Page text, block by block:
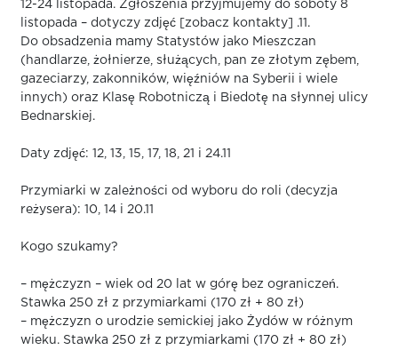
12-24 listopada. Zgłoszenia przyjmujemy do soboty 8
listopada – dotyczy zdjęć [zobacz kontakty] .11.
Do obsadzenia mamy Statystów jako Mieszczan
(handlarze, żołnierze, służących, pan ze złotym zębem,
gazeciarzy, zakonników, więźniów na Syberii i wiele
innych) oraz Klasę Robotniczą i Biedotę na słynnej ulicy
Bednarskiej.
Daty zdjęć: 12, 13, 15, 17, 18, 21 i 24.11
Przymiarki w zależności od wyboru do roli (decyzja
reżysera): 10, 14 i 20.11
Kogo szukamy?
– mężczyzn – wiek od 20 lat w górę bez ograniczeń.
Stawka 250 zł z przymiarkami (170 zł + 80 zł)
– mężczyzn o urodzie semickiej jako Żydów w różnym
wieku. Stawka 250 zł z przymiarkami (170 zł + 80 zł)